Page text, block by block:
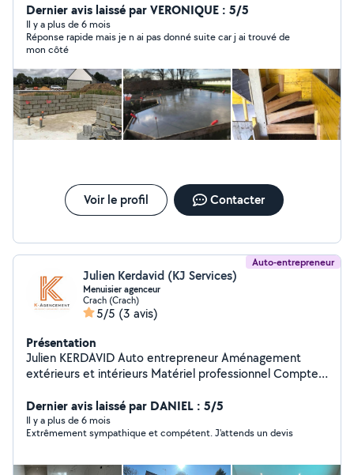
carrelage et les travaux diverses Multiservices avec
Asurance professionnel. Maçonnerie Gros œuvre
Montage, pierre, de taille Endui gratter talocher
Asurance professionnel Et aussi Vous avez un projet de
rénovation ? L'entreprise M3 Maçonnerie vous propose
son savoir-faire dans le domaine de la rénovation
immobilière. Nous sommes à votre disposition pour
tous travaux de bâtiment. maçonnerie, plaquiste,
peinture & ravalement, carrelage et tout types sol,
Dernier avis laissé par VERONIQUE : 5/5
Il y a plus de 6 mois
Réponse rapide mais je n ai pas donné suite car j ai trouvé de
mon côté
Voir le profil Contacter
Auto-entrepreneur
Julien Kerdavid (KJ Services)
Menuisier agenceur
Crach (Crach)
5/5 (3 avis)
Présentation
Julien KERDAVID Auto entrepreneur Aménagement
extérieurs et intérieurs Matériel professionnel Compte
Dernier avis laissé par DANIEL : 5/5
Il y a plus de 6 mois
Extrêmement sympathique et compétent. J'attends un devis